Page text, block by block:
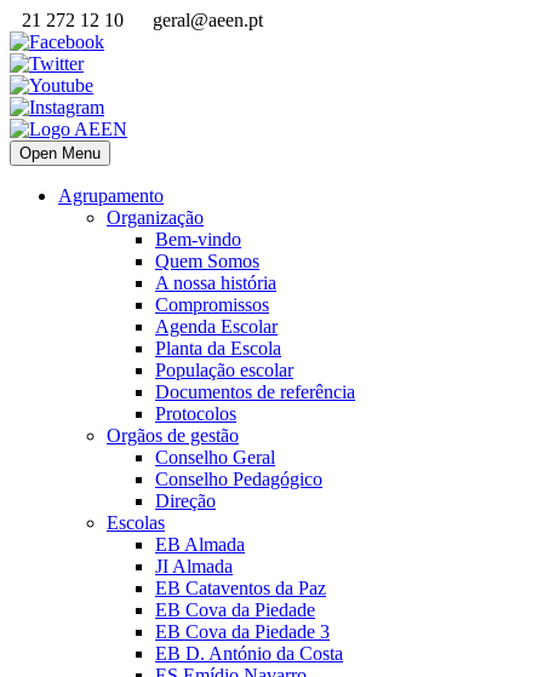
21 272 12 10 geral@aeen.pt
Open Menu
Agrupamento
Organização
Bem-vindo
Quem Somos
A nossa história
Compromissos
Agenda Escolar
Planta da Escola
População escolar
Documentos de referência
Protocolos
Orgãos de gestão
Conselho Geral
Conselho Pedagógico
Direção
Escolas
EB Almada
JI Almada
EB Cataventos da Paz
EB Cova da Piedade
EB Cova da Piedade 3
EB D. António da Costa